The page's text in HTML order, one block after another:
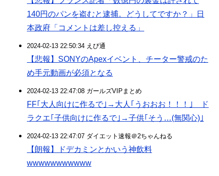
140円のパンを盗むと逮捕。どうしてですか？」日
本政府「コメントは差し控える」
2024-02-13 22:50:34 えび通
【悲報】SONYのApexイベント、チーター警戒のた
め手元動画が必須となる
2024-02-13 22:47:08 ガールズVIPまとめ
FF｢大人向けに作るで｣→大人｢うおおお！！！｣ ド
ラクエ｢子供向けに作るで｣→子供｢そう…(無関心)｣
2024-02-13 22:47:07 ダイエット速報＠2ちゃんねる
【朗報】ドデカミンとかいう神飲料
wwwwwwwwwww